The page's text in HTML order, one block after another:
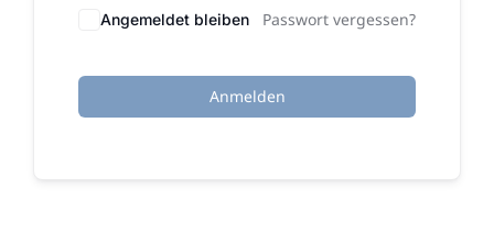
Angemeldet bleiben Passwort vergessen?
Anmelden